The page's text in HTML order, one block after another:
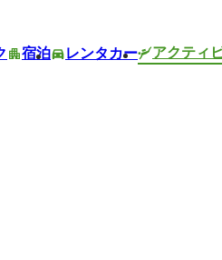
宿泊 レンタカー アクティ